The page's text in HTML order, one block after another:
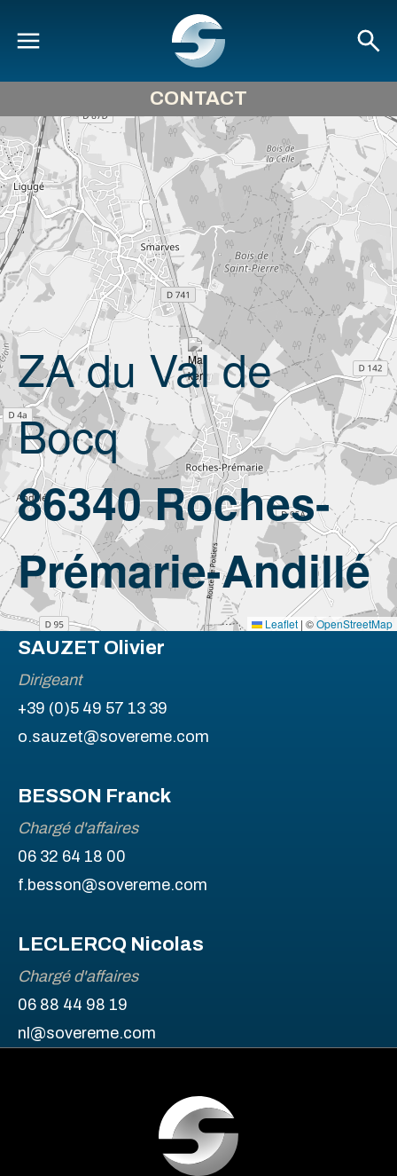
CONTACT
ZA du Val de
Bocq
86340 Roches-
Prémarie-Andillé
Leaflet | ©OpenStreetMap
SAUZET Olivier
Dirigeant
+39 (0)5 49 57 13 39
o.sauzet@sovereme.com
BESSON Franck
Chargé d'affaires
06 32 64 18 00
f.besson@sovereme.com
LECLERCQ Nicolas
Chargé d'affaires
06 88 44 98 19
nl@sovereme.com